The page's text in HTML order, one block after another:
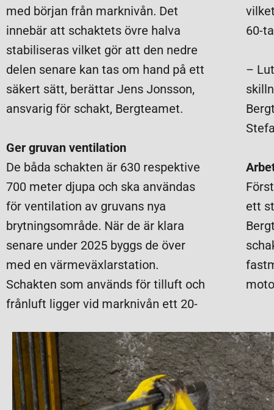
med början från marknivån. Det
innebär att schaktets övre halva
stabiliseras vilket gör att den nedre
delen senare kan tas om hand på ett
säkert sätt, berättar Jens Jonsson,
ansvarig för schakt, Bergteamet.
Ger gruvan ventilation
De båda schakten är 630 respektive
700 meter djupa och ska användas
för ventilation av gruvans nya
brytningsområde. När de är klara
senare under 2025 byggs de över
med en värmeväxlarstation.
Schakten som används för tilluft och
frånluft ligger vid marknivån ett 20-
60-
–
ett